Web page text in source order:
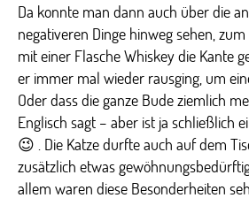
Da konnte man dann auch über die
negativeren Dinge hinweg sehen,
mit einer Flasche Whiskey die Kante
er immer mal wieder rausging, um
Oder dass die ganze Bude ziemlich
Englisch sagt – aber ist ja schließlich
😉 . Die Katze durfte auch auf dem
zusätzlich etwas
allem waren diese Besonderheiten